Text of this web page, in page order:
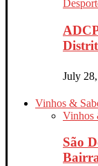
July
Vinhos &
Vinhos
São